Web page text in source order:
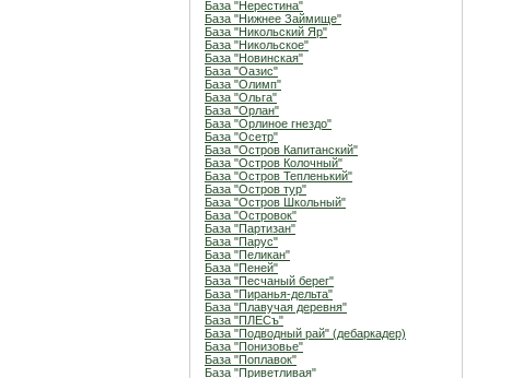
База "Нерестина"
База "Нижнее Займище"
База "Никольский Яр"
База "Никольское"
База "Новинская"
База "Оазис"
База "Олимп"
База "Ольга"
База "Орлан"
База "Орлиное гнездо"
База "Осетр"
База "Остров Капитанский"
База "Остров Колочный"
База "Остров Тепленький"
База "Остров тур"
База "Остров Школьный"
База "Островок"
База "Партизан"
База "Парус"
База "Пеликан"
База "Пеней"
База "Песчаный берег"
База "Пиранья-дельта"
База "Плавучая деревня"
База "ПЛЕСъ"
База "Подводный рай" (дебаркадер)
База "Понизовье"
База "Поплавок"
База "Приветливая"